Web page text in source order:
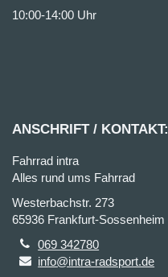
10:00-14:00 Uhr
ANSCHRIFT / KONTAKT:
Fahrrad intra
Alles rund ums Fahrrad
Westerbachstr. 273
65936 Frankfurt-Sossenheim
069 342780
info@intra-radsport.de